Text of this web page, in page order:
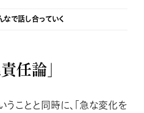
で話し合っていく
任論」
うことと同時に、「急な変化を